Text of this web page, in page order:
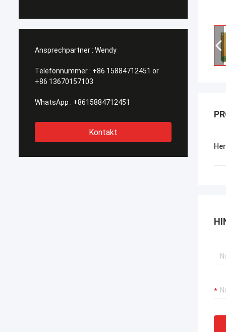
Ansprechpartner : Wendy
Telefonnummer : +86 15884712451 or
+86 13670157103
WhatsApp : +8615884712451
Kontakt